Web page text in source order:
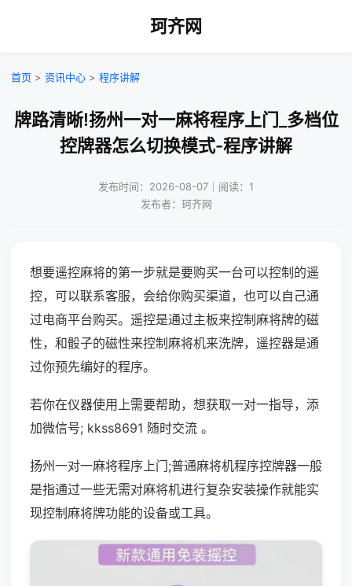
珂齐网
首页 > 资讯中心 > 程序讲解
牌路清晰!扬州一对一麻将程序上门_多档位
控牌器怎么切换模式-程序讲解
发布时间：2026-08-07｜阅读：1
发布者：珂齐网
想要遥控麻将的第一步就是要购买一台可以控制的遥
控，可以联系客服，会给你购买渠道，也可以自己通
过电商平台购买。遥控是通过主板来控制麻将牌的磁
性，和骰子的磁性来控制麻将机来洗牌，遥控器是通
过你预先编好的程序。
若你在仪器使用上需要帮助，想获取一对一指导，添
加微信号; kkss8691 随时交流 。
扬州一对一麻将程序上门;普通麻将机程序控牌器一般
是指通过一些无需对麻将机进行复杂安装操作就能实
现控制麻将牌功能的设备或工具。